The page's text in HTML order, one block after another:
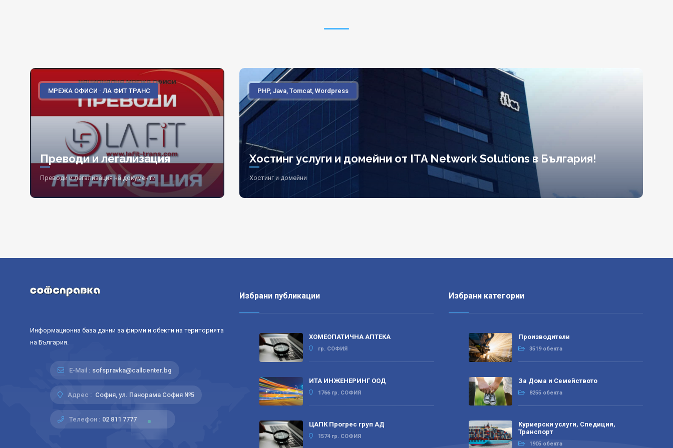
МРЕЖА ОФИСИ · ЛА ФИТ ТРАНС
Преводи и легализация
Преводи и легализация на документи
PHP, Java, Tomcat, Wordpress
Хостинг услуги и домейни от ITA Network Solutions в България!
Хостинг и домейни
Информационна база данни за фирми и обекти на територията
на България.
E-Mail : sofspravka@callcenter.bg
Адрес : София, ул. Панорама София №5
Телефон : 02 811 7777
Избрани публикации
ХОМЕОПАТИЧНА АПТЕКА
гр. СОФИЯ
ИТА ИНЖЕНЕРИНГ ООД
1766 гр. СОФИЯ
ЦАПК Прогрес груп АД
1574 гр. СОФИЯ
Избрани категории
Производители
3519 обекта
За Дома и Семейството
8255 обекта
Куриерски услуги, Спедиция,
Транспорт
1905 обекта